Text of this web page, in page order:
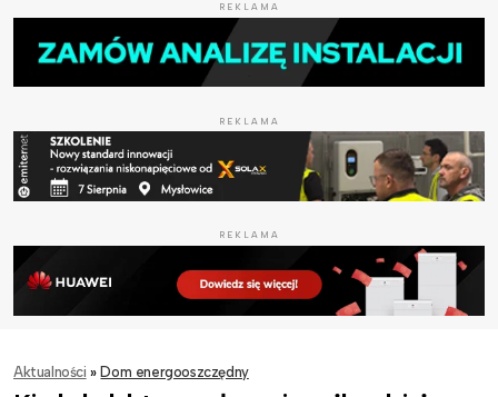
REKLAMA
REKLAMA
REKLAMA
Aktualności » Dom energooszczędny